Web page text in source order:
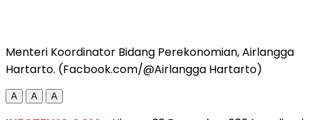
Menteri Koordinator Bidang Perekonomian, Airlangga
Hartarto. (Facbook.com/@Airlangga Hartarto)
A A A